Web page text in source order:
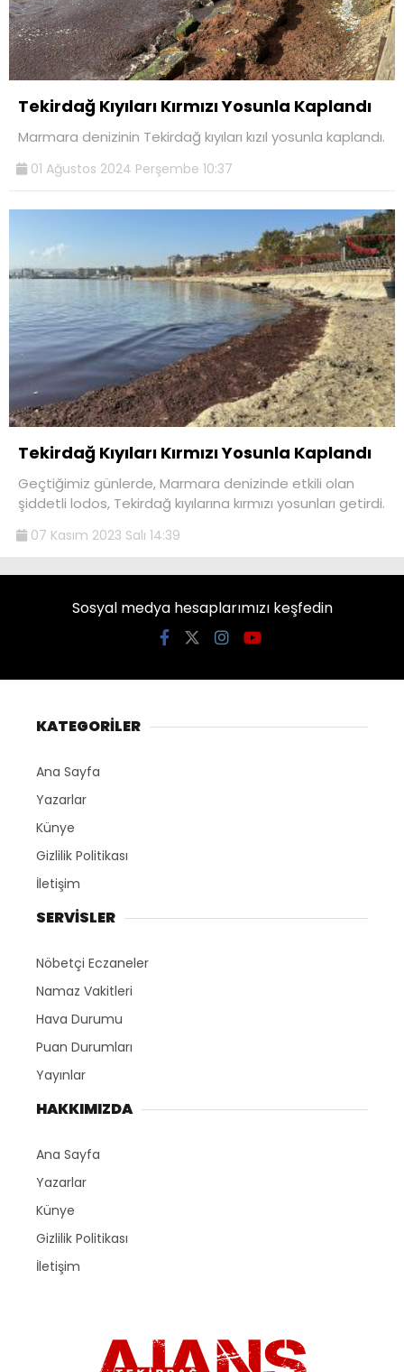
Tekirdağ Kıyıları Kırmızı Yosunla Kaplandı
Marmara denizinin Tekirdağ kıyıları kızıl yosunla kaplandı.
01 Ağustos 2024 Perşembe 10:37
Tekirdağ Kıyıları Kırmızı Yosunla Kaplandı
Geçtiğimiz günlerde, Marmara denizinde etkili olan
şiddetli lodos, Tekirdağ kıyılarına kırmızı yosunları getirdi.
07 Kasım 2023 Salı 14:39
Sosyal medya hesaplarımızı keşfedin
KATEGORİLER
Ana Sayfa
Yazarlar
Künye
Gizlilik Politikası
İletişim
SERVİSLER
Nöbetçi Eczaneler
Namaz Vakitleri
Hava Durumu
Puan Durumları
Yayınlar
HAKKIMIZDA
Ana Sayfa
Yazarlar
Künye
Gizlilik Politikası
İletişim